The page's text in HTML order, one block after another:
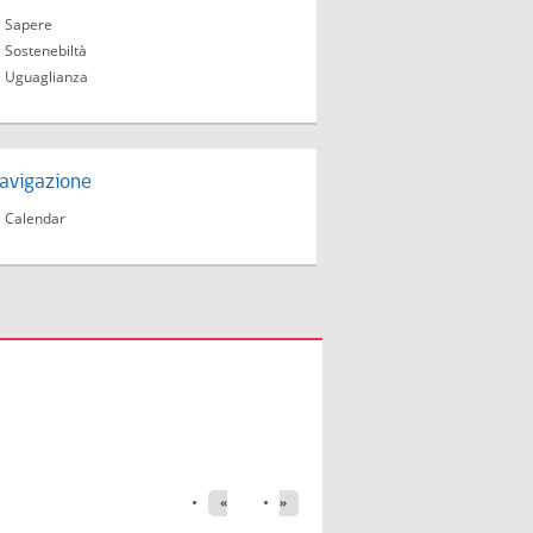
Sapere
Sostenebiltà
Uguaglianza
Calendar
« »